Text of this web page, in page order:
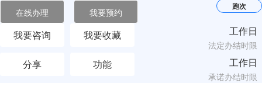
在线办理 我要预约
我要咨询 我要收藏
分享 功能
跑次
工作日
法定办结时限
工作日
承诺办结时限